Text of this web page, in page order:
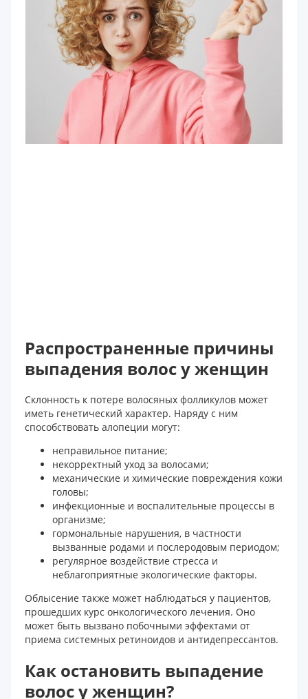
Распространенные причины
выпадения волос у женщин
Склонность к потере волосяных фолликулов может
иметь генетический характер. Наряду с ним
способствовать алопеции могут:
неправильное питание;
некорректный уход за волосами;
механические и химические повреждения кожи
головы;
инфекционные и воспалительные процессы в
организме;
гормональные нарушения, в частности
вызванные родами и послеродовым периодом;
регулярное воздействие стресса и
неблагоприятные экологические факторы.
Облысение также может наблюдаться у пациентов,
прошедших курс онкологического лечения. Оно
может быть вызвано побочными эффектами от
приема системных ретиноидов и антидепрессантов.
Как остановить выпадение
волос у женщин?